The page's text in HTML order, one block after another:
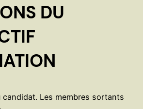
DU
candidat. Les membres sortants